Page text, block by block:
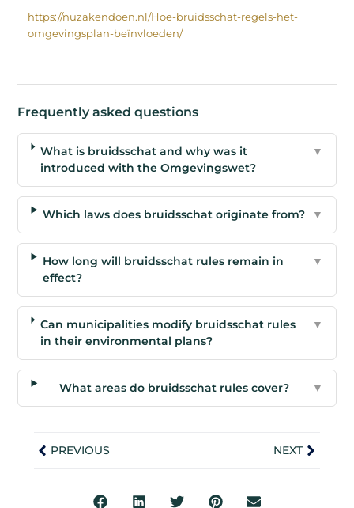
https://nuzakendoen.nl/Hoe-bruidsschat-regels-het-
omgevingsplan-beïnvloeden/
Frequently asked questions
What is bruidsschat and why was it
introduced with the Omgevingswet?
▼
Which laws does bruidsschat originate from? ▼
How long will bruidsschat rules remain in
effect?
▼
Can municipalities modify bruidsschat rules
in their environmental plans?
▼
What areas do bruidsschat rules cover? ▼
PREVIOUS NEXT